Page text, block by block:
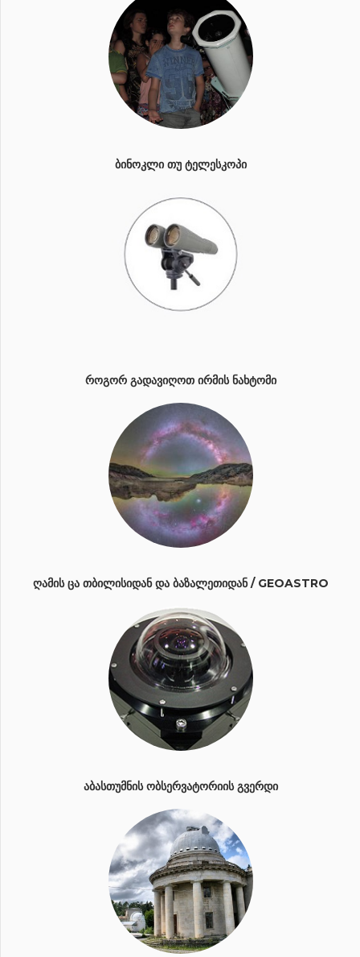
ᲑᲘᲜᲝᲙᲚᲘ ᲗᲣ ᲢᲔᲚᲔᲡᲙᲝᲞᲘ
ᲠᲝᲒᲝᲠ ᲒᲐᲓᲐᲕᲘᲦᲝᲗ ᲘᲠᲛᲘᲡ ᲜᲐᲮᲢᲝᲛᲘ
ᲦᲐᲛᲘᲡ ᲪᲐ ᲗᲑᲘᲚᲘᲡᲘᲓᲐᲜ ᲓᲐ ᲑᲐᲖᲐᲚᲔᲗᲘᲓᲐᲜ / GEOASTRO
ᲐᲑᲐᲡᲗᲣᲛᲜᲘᲡ ᲝᲑᲡᲔᲠᲕᲐᲢᲝᲠᲘᲘᲡ ᲒᲕᲔᲠᲓᲘ